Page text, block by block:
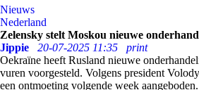
Nieuws
Nederland
Zelensky stelt Moskou nieuwe
Jippie
20-07-2025 11:35
print
Oekraïne heeft Rusland nieuwe
vuren voorgesteld. Volgens president
een ontmoeting volgende week